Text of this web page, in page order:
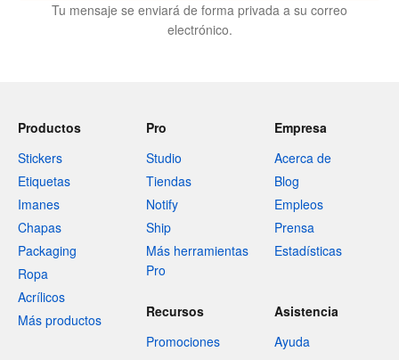
Tu mensaje se enviará de forma privada a su correo
electrónico.
Productos
Stickers
Etiquetas
Imanes
Chapas
Packaging
Ropa
Acrílicos
Más productos
Pro
Studio
Tiendas
Notify
Ship
Más herramientas
Pro
Empresa
Acerca de
Blog
Empleos
Prensa
Estadísticas
Recursos
Promociones
Asistencia
Ayuda